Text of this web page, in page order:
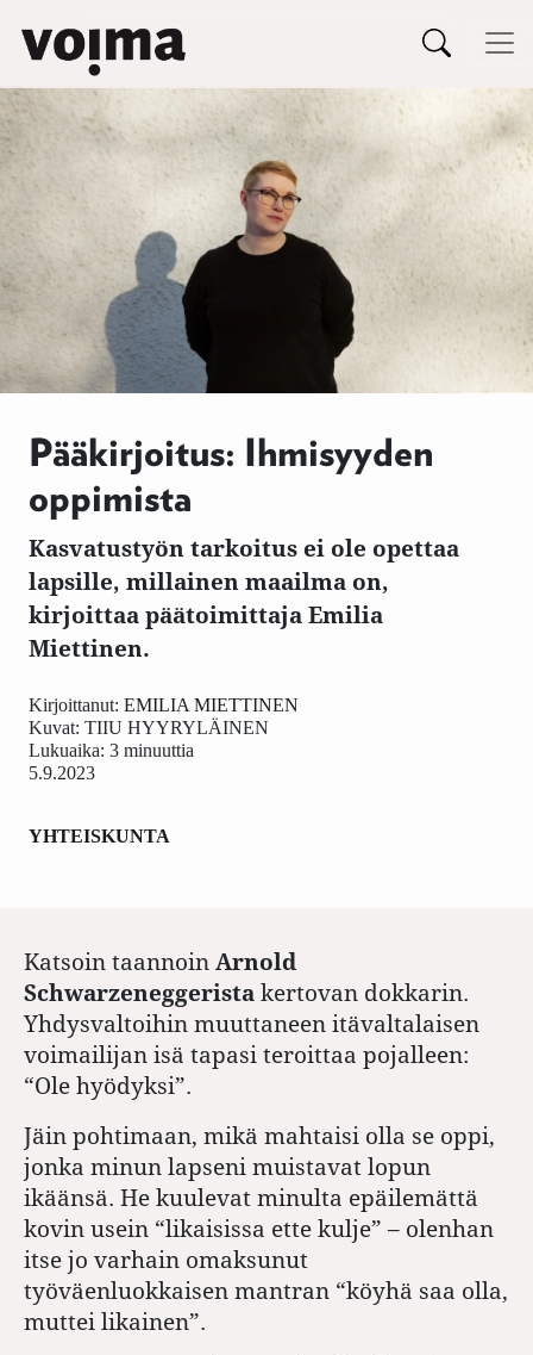
Siirry sisältöön
Päävalikko
Pääkirjoitus: Ihmisyyden
oppimista
Kasvatustyön tarkoitus ei ole opettaa
lapsille, millainen maailma on,
kirjoittaa päätoimittaja Emilia
Miettinen.
5.9.2023
Kirjoittanut: EMILIA MIETTINEN
Kuvat: TIIU HYYRYLÄINEN
Lukuaika: 3 minuuttia
YHTEISKUNTA
Katsoin taannoin Arnold
Schwarzeneggerista kertovan dokkarin.
Yhdysvaltoihin muuttaneen itävaltalaisen
voimailijan isä tapasi teroittaa pojalleen:
“Ole hyödyksi”.
Jäin pohtimaan, mikä mahtaisi olla se oppi,
jonka minun lapseni muistavat lopun
ikäänsä. He kuulevat minulta epäilemättä
kovin usein “likaisissa ette kulje” – olenhan
itse jo varhain omaksunut
työväenluokkaisen mantran “köyhä saa olla,
muttei likainen”.